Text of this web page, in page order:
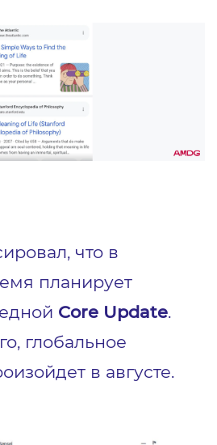
что в
планирует
Core Update.
глобальное
в августе.